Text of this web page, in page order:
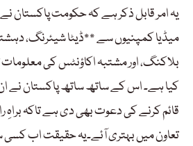
یہ امر قابل ذکر ہے کہ حکومت پاکستان
میڈیا کمپنیوں سے **ڈیٹا شیئرنگ،
بلاکنگ، اور مشتبہ اکاؤنٹس کی
کیا ہے۔ اس کے ساتھ ساتھ پاکستان نے ان
قائم کرنے کی دعوت بھی دی ہے تاکہ براہِ
تعاون میں بہتری آئے۔یہ حقیقت اب